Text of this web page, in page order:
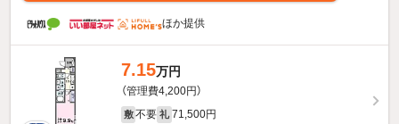
ほか提供
7.15万円
（管理費4,200円）
敷 不要 礼 71,500円